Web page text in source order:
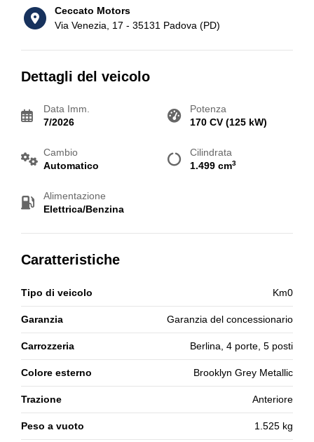
Ceccato Motors
Via Venezia, 17 - 35131 Padova (PD)
Dettagli del veicolo
Data Imm.
7/2026
Potenza
170 CV (125 kW)
Cambio
Automatico
Cilindrata
1.499 cm3
Alimentazione
Elettrica/Benzina
Caratteristiche
Tipo di veicolo Km0
Garanzia Garanzia del concessionario
Carrozzeria Berlina, 4 porte, 5 posti
Colore esterno Brooklyn Grey Metallic
Trazione Anteriore
Peso a vuoto 1.525 kg